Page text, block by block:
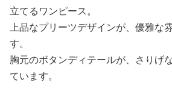
立てるワンピース。
上品なプリーツデザインが、優雅な
す。
胸元のボタンディテールが、さりげ
ています。